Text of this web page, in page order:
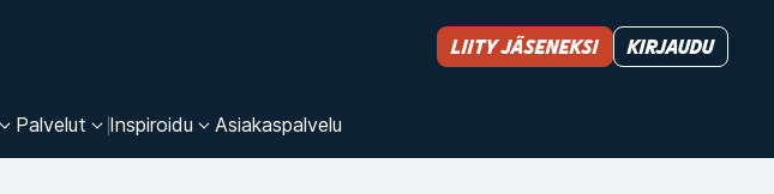
Palvelut Inspiroidu Asiakas­palvelu
Liity jäseneksi Kirjaudu